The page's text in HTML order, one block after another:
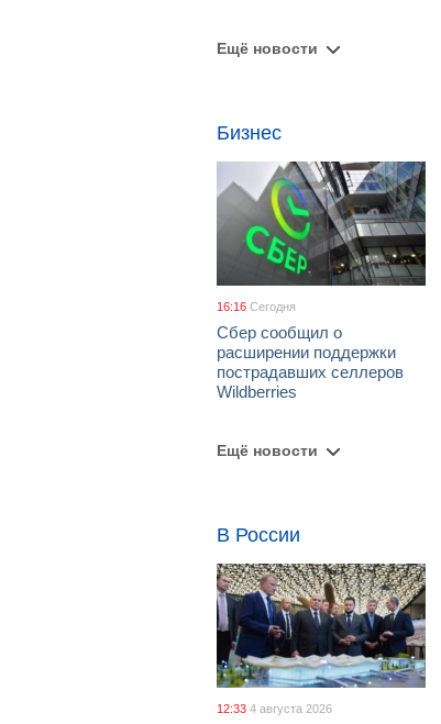
Ещё новости
Бизнес
16:16 Сегодня
Сбер сообщил о
расширении поддержки
пострадавших селлеров
Wildberries
Ещё новости
В России
12:33 4 августа 2026